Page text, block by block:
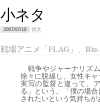
小ネタ
2007/07/18 雑文
戦場アニメ「FLAG」、
戦争やジャーナリズム
徐々に脱線し、女性キ
実写の監督と違って、
る」という。「僕の場
されたいという気持ちが